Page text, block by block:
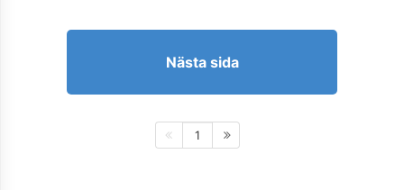
Nästa sida
1